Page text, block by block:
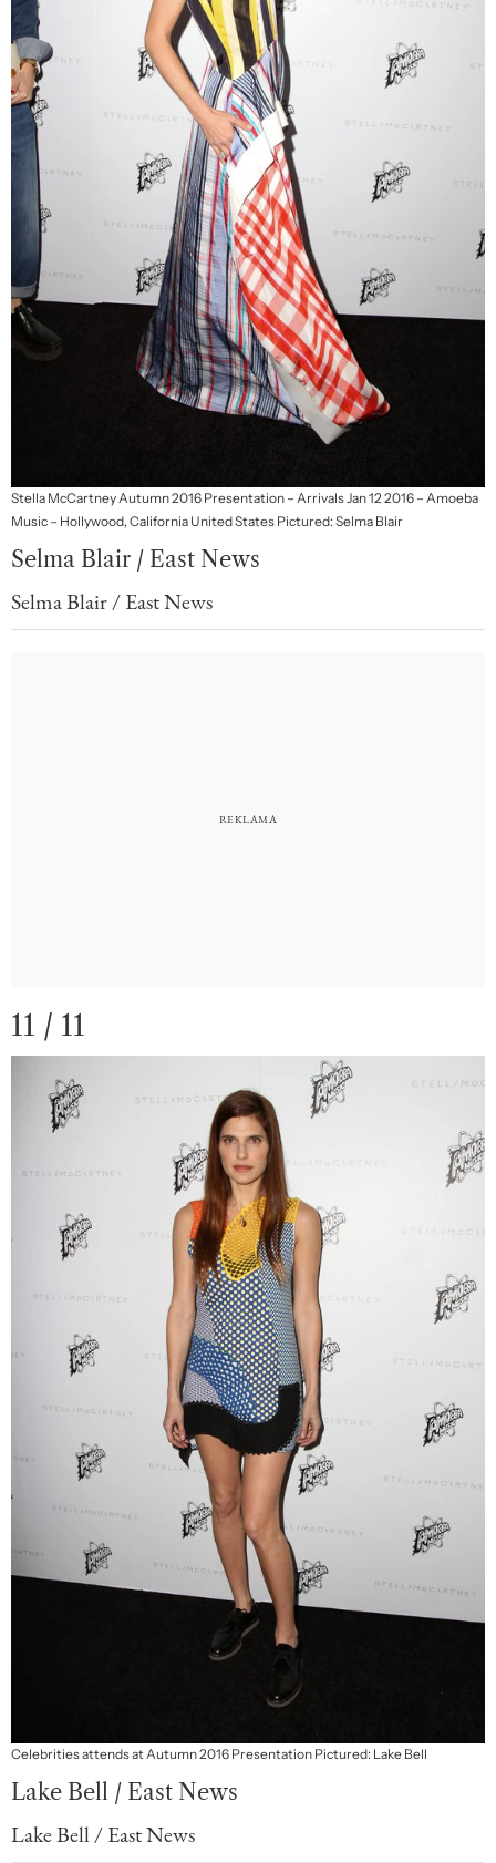
Stella McCartney Autumn 2016 Presentation – Arrivals Jan 12 2016 – Amoeba
Music – Hollywood, California United States Pictured: Selma Blair
Selma Blair / East News
Selma Blair / East News
11 / 11
Celebrities attends at Autumn 2016 Presentation Pictured: Lake Bell
Lake Bell / East News
Lake Bell / East News